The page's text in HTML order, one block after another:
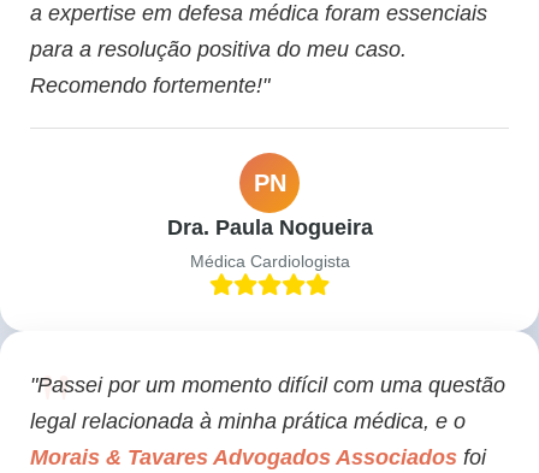
a expertise em defesa médica foram essenciais
para a resolução positiva do meu caso.
Recomendo fortemente!"
PN
Dra. Paula Nogueira
Médica Cardiologista
"Passei por um momento difícil com uma questão
legal relacionada à minha prática médica, e o
Morais & Tavares Advogados Associados foi